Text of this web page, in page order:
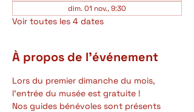
dim. 01 nov., 9:30
Voir toutes les 4 dates
À propos de l'événement
Lors du premier dimanche du mois,
l'entrée du musée est gratuite !
Nos guides bénévoles sont présents